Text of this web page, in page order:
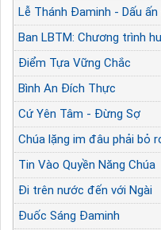
Lễ Thánh Đaminh - Dấu
Ban LBTM: Chương trình
Điểm Tựa Vững Chắc
Bình An Đích Thực
Cứ Yên Tâm - Đừng Sợ
Chúa lặng im đâu phải bỏ
Tin Vào Quyền Năng Chúa
Đi trên nước đến với Ngài
Đuốc Sáng Đaminh